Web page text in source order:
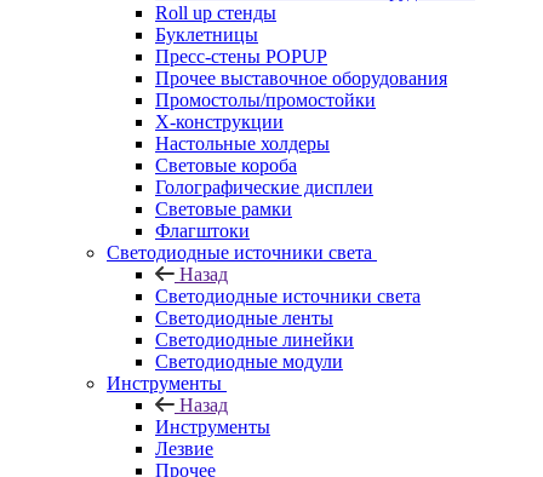
Roll up стенды
Буклетницы
Пресс-стены POPUP
Прочее выставочное оборудования
Промостолы/промостойки
Х-конструкции
Настольные холдеры
Световые короба
Голографические дисплеи
Световые рамки
Флагштоки
Светодиодные источники света
Назад
Светодиодные источники света
Светодиодные ленты
Светодиодные линейки
Светодиодные модули
Инструменты
Назад
Инструменты
Лезвие
Прочее